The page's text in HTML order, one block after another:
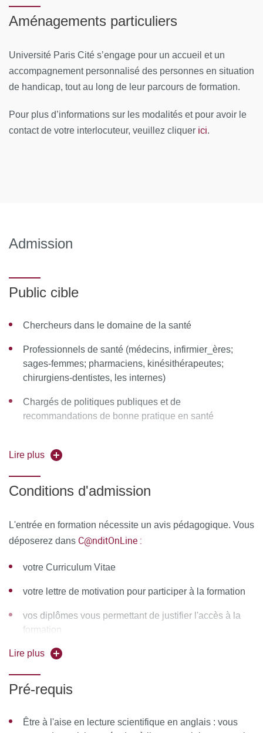
question à la publication du protocole
Formulation de la question et choix des critères de
(introduction)
Standards de production et de rédaction – MECIR,
Exercices : lecture critique de protocoles
revue systématique
CINAHL, LISSA,
Google Scholar, etc.
ClinicalTrials.gov, etc.
Recherche manuelle et littérature grise
Recherches EMA et FDA (en lien avec la BIU Santé
Module 3 : Sélection des études
d’éligibilité
quel formulaire ? Quel
fréquentes
Préparation du protocole : Scénarios cliniques (travail
Module 4 : Extraction des données
Les différents formats de données de résultat
Aménagements particuliers
Université Paris Cité s’engage pour un accueil et un
accompagnement personnalisé des personnes en situation
de handicap, tout au long de leur parcours de formation.
Pour plus d’informations sur les modalités et pour avoir le
contact de votre interlocuteur, veuillez cliquer ici.
Admission
Public cible
Chercheurs dans le domaine de la santé
Professionnels de santé (médecins, infirmier_ères;
sages-femmes; pharmaciens, kinésithérapeutes;
chirurgiens-dentistes, les internes)
Chargés de politiques publiques et de
recommandations de bonne pratique en santé
les domaines liés à la santé
Candidats jugés aptes à suivre l'enseignement par le
directeur de l'enseignement et autorisés par le conseil
Lire plus
Conditions d'admission
L'entrée en formation nécessite un avis pédagogique. Vous
déposerez dans C@nditOnLine :
votre Curriculum Vitae
votre lettre de motivation pour participer à la formation
vos diplômes vous permettant de justifier l'accès à la
formation
Lire plus
Pré-requis
Être à l'aise en lecture scientifique en anglais : vous